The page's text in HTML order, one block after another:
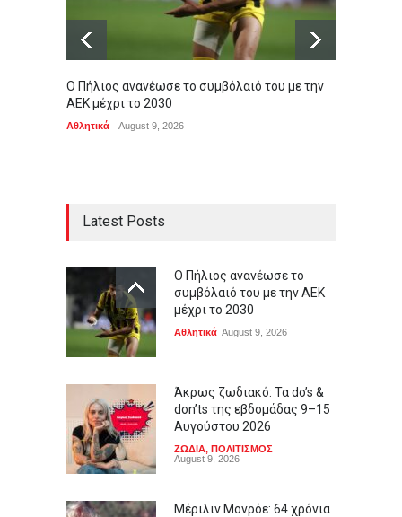
Ο Πήλιος ανανέωσε το συμβόλαιό του με την
ΑΕΚ μέχρι το 2030
Αθλητικά August 9, 2026
Latest Posts
Ο Πήλιος ανανέωσε το
συμβόλαιό του με την ΑΕΚ
μέχρι το 2030
Αθλητικά August 9, 2026
Άκρως ζωδιακό: Τα do’s &
don’ts της εβδομάδας 9–15
Αυγούστου 2026
ΖΩΔΙΑ, ΠΟΛΙΤΙΣΜΟΣ
August 9, 2026
Μέριλιν Μονρόε: 64 χρόνια